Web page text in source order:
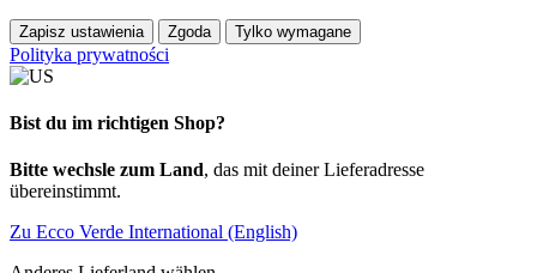
Zapisz ustawienia Zgoda Tylko wymagane
Polityka prywatności
Bist du im richtigen Shop?
Bitte wechsle zum Land, das mit deiner Lieferadresse
übereinstimmt.
Zu Ecco Verde International (English)